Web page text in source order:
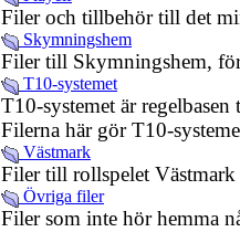
Filer och tillbehör till det
Skymningshem
Filer till Skymningshem,
T10-systemet
T10-systemet är
Filerna här gör T10-
Västmark
Filer till rollspelet Västmark
Övriga filer
Filer som inte hör hemma